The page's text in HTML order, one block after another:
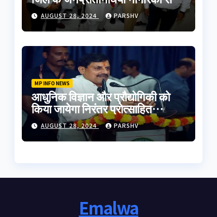
मुलाकात की
AUGUST 28, 2024 PARSHV
MP INFO NEWS
आधुनिक विज्ञान और प्रौद्योगिकी को
किया जायेगा निरंतर प्रोत्साहित
-मुख्यमंत्री डॉ. यादव
AUGUST 28, 2024 PARSHV
Emalwa